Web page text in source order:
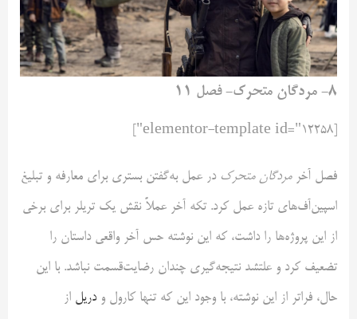
۸- مردگان متحرک- فصل ۱۱
فصل آخرمردگان متحرک در عمل به‌گفتن بستری برای معارفه و تبلیغ
اسپین‌آف‌های تازه عمل کرد. تکه آخر عملاً نقش یک تریلر برای برخی
از این پروژه‌ها را داشت، که این نوشته حس آخر واقعی داستان را
تضعیف کرد و علتشد نتیجه‌گیری چندان رضایت‌قسمت نباشد. با این
حال، فراتر از این نوشته، با وجود این که تنها کارول ودریل از